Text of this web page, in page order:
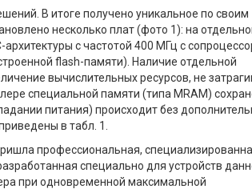
В итоге получено уникальное по своим
несколько плат (фото 1): на
с частотой 400 МГц с
flash-памяти). Наличие отдельной
вычислительных ресурсов, не
специальной памяти (типа MRAM)
питания) происходит без
в табл. 1.
профессиональная,
специально для устройств
при одновременной максимальной